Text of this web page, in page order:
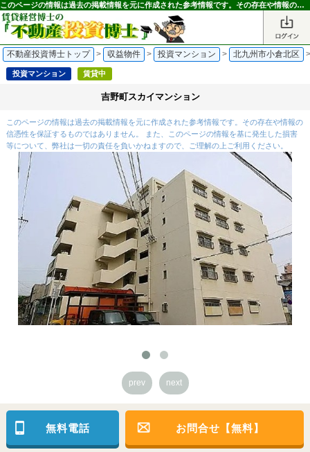
このページの情報は過去の掲載情報を元に作成された参考情報です。その存在や情報の信憑性を保証するものではありません。｜不動産投資博士
不動産投資博士トップ > 収益物件 > 投資マンション > 北九州市小倉北区
投資マンション 賃貸中
吉野町スカイマンション
このページの情報は過去の掲載情報を元に作成された参考情報です。その存在や情報の
信憑性を保証するものではありません。 また、このページの情報を基に発生した損害
等について、弊社は一切の責任を負いかねますので、ご理解の上ご利用ください。
prev next
無料電話 お問合せ【無料】